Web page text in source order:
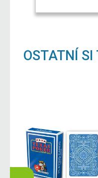
OSTATNÍ SI